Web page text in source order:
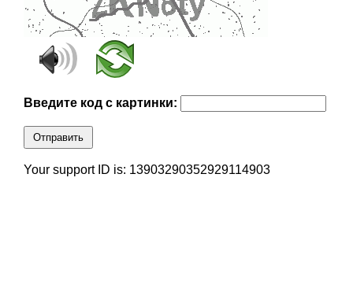
Введите код с картинки:
Отправить
Your support ID is: 13903290352929114903